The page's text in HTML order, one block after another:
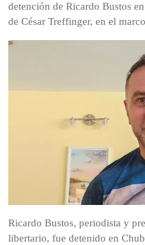
detención de Ricardo Bustos
de César Treffinger, en el
Ricardo Bustos, periodista y
libertario, fue detenido en